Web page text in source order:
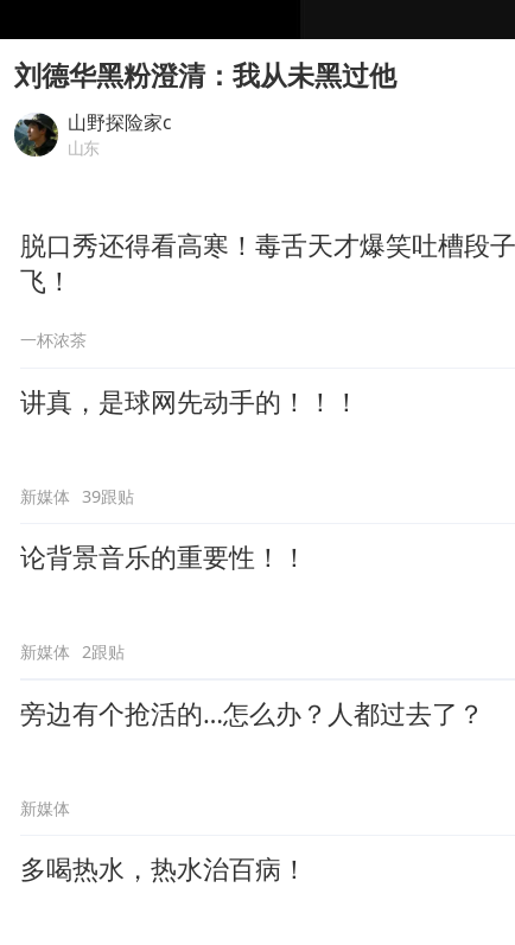
国防部：中国军队坚决反制任何
四川宜宾市高县发生4.9级地震
向鹏0-3不敌张本智和
刘德华黑粉澄清：我从未黑过他
山野探险家c
山东
脱口秀还得看高寒！毒舌天才爆笑吐槽段
飞！
一杯浓茶
讲真，是球网先动手的！！！
新媒体 39跟贴
论背景音乐的重要性！！
新媒体 2跟贴
旁边有个抢活的…怎么办？人都过去了？
新媒体
多喝热水，热水治百病！